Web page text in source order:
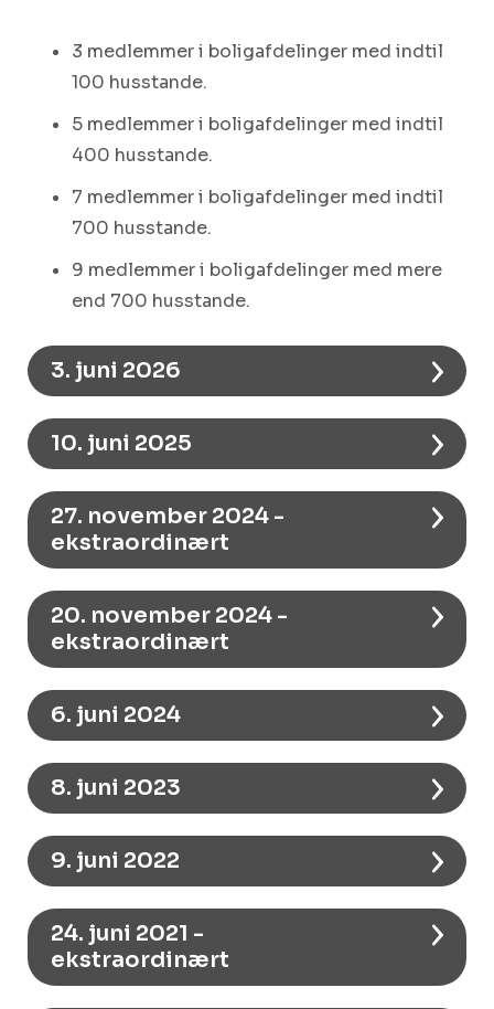
3 medlemmer i boligafdelinger med indtil
100 husstande.
5 medlemmer i boligafdelinger med indtil
400 husstande.
7 medlemmer i boligafdelinger med indtil
700 husstande.
9 medlemmer i boligafdelinger med mere
end 700 husstande.
3. juni 2026
10. juni 2025
27. november 2024 -
ekstraordinært
20. november 2024 -
ekstraordinært
6. juni 2024
8. juni 2023
9. juni 2022
24. juni 2021 -
ekstraordinært